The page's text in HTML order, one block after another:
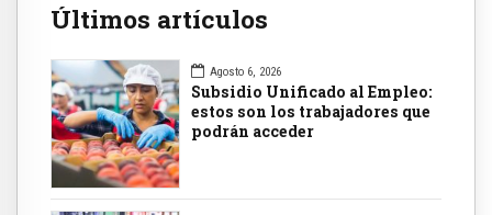
Últimos artículos
Agosto 6, 2026
Subsidio Unificado al Empleo:
estos son los trabajadores que
podrán acceder